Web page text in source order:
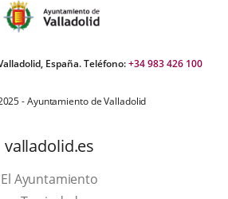
España. Teléfono:+34 983 426 100
- Ayuntamiento de Valladolid
valladolid.es
El Ayuntamiento